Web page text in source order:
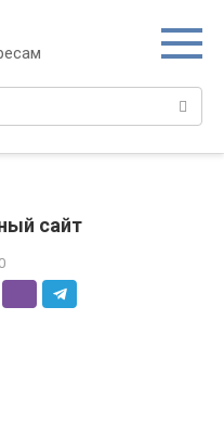
сайт